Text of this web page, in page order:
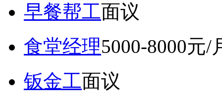
早餐帮工面议
食堂经理5000-8000元/
钣金工面议